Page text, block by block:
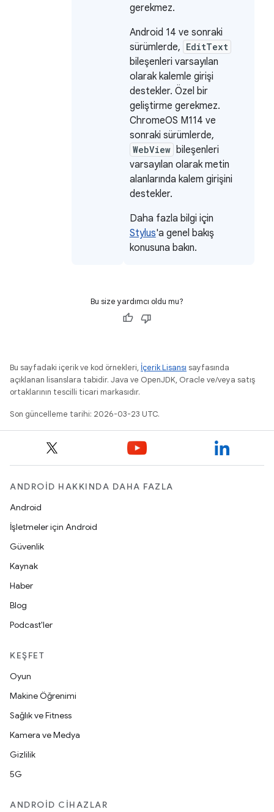
gerekmez.
Android 14 ve sonraki
sürümlerde, EditText
bileşenleri varsayılan
olarak kalemle girişi
destekler. Özel bir
geliştirme gerekmez.
ChromeOS M114 ve
sonraki sürümlerde,
WebView bileşenleri
varsayılan olarak metin
alanlarında kalem girişini
destekler.
Daha fazla bilgi için
Stylus'a genel bakış
konusuna bakın.
Bu size yardımcı oldu mu?
Bu sayfadaki içerik ve kod örnekleri, İçerik Lisansı sayfasında
açıklanan lisanslara tabidir. Java ve OpenJDK, Oracle ve/veya satış
ortaklarının tescilli ticari markasıdır.
Son güncelleme tarihi: 2026-03-23 UTC.
ANDROID HAKKINDA DAHA FAZLA
Android
İşletmeler için Android
Güvenlik
Kaynak
Haber
Blog
Podcast'ler
KEŞFET
Oyun
Makine Öğrenimi
Sağlık ve Fitness
Kamera ve Medya
Gizlilik
5G
ANDROID CIHAZLAR